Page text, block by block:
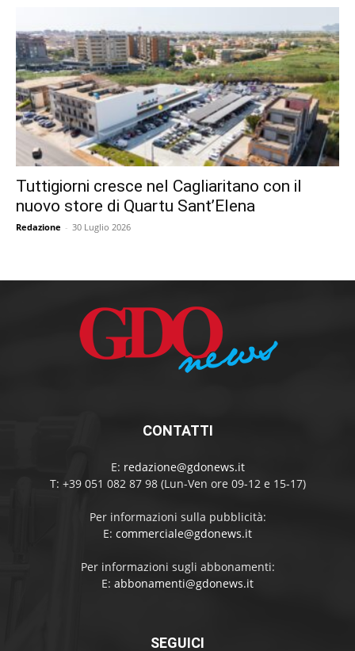
Tuttigiorni cresce nel Cagliaritano con il
nuovo store di Quartu Sant’Elena
Redazione - 30 Luglio 2026
CONTATTI
E: redazione@gdonews.it
T: +39 051 082 87 98 (Lun-Ven ore 09-12 e 15-17)
Per informazioni sulla pubblicità:
E: commerciale@gdonews.it
Per informazioni sugli abbonamenti:
E: abbonamenti@gdonews.it
SEGUICI